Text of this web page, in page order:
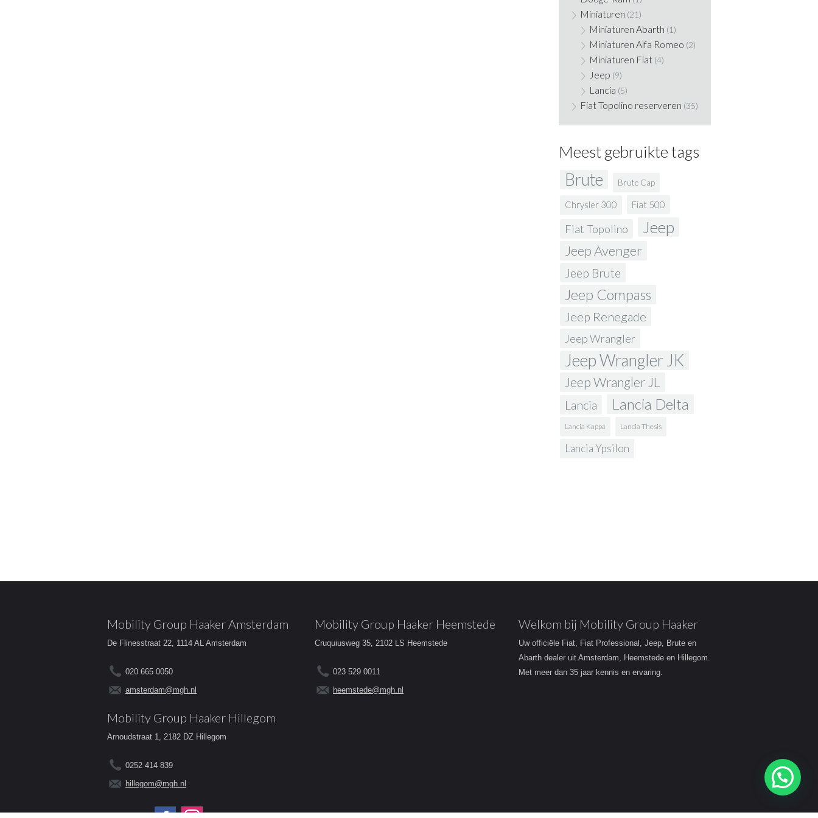
Miniaturen (21)
Miniaturen Abarth (1)
Miniaturen Alfa Romeo (2)
Miniaturen Fiat (4)
Jeep (9)
Lancia (5)
Fiat Topolino reserveren (35)
Meest gebruikte tags
Brute Brute Cap
Chrysler 300 Fiat 500
Fiat Topolino Jeep
Jeep Avenger
Jeep Brute
Jeep Compass
Jeep Renegade
Jeep Wrangler
Jeep Wrangler JK
Jeep Wrangler JL
Lancia Lancia Delta
Lancia Kappa Lancia Thesis
Lancia Ypsilon
Mobility Group Haaker Amsterdam
De Flinesstraat 22, 1114 AL Amsterdam
020 665 0050
amsterdam@mgh.nl
Mobility Group Haaker Heemstede
Cruquiusweg 35, 2102 LS Heemstede
023 529 0011
heemstede@mgh.nl
Mobility Group Haaker Hillegom
Arnoudstraat 1, 2182 DZ Hillegom
0252 414 839
hillegom@mgh.nl
Volg ons op:
Welkom bij Mobility Group Haaker
Uw officiële Fiat, Fiat Professional, Jeep, Brute en
Abarth dealer uit Amsterdam, Heemstede en Hillegom.
Met meer dan 35 jaar kennis en ervaring.